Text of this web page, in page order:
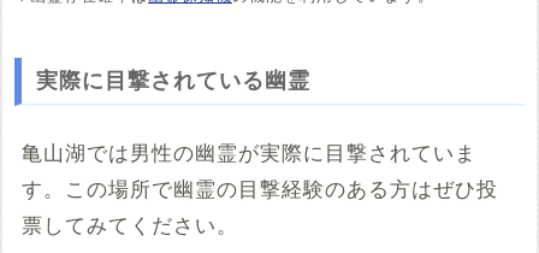
実際に目撃されている幽霊
亀山湖では男性の幽霊が実際に目撃されていま
す。この場所で幽霊の目撃経験のある方はぜひ投
票してみてください。